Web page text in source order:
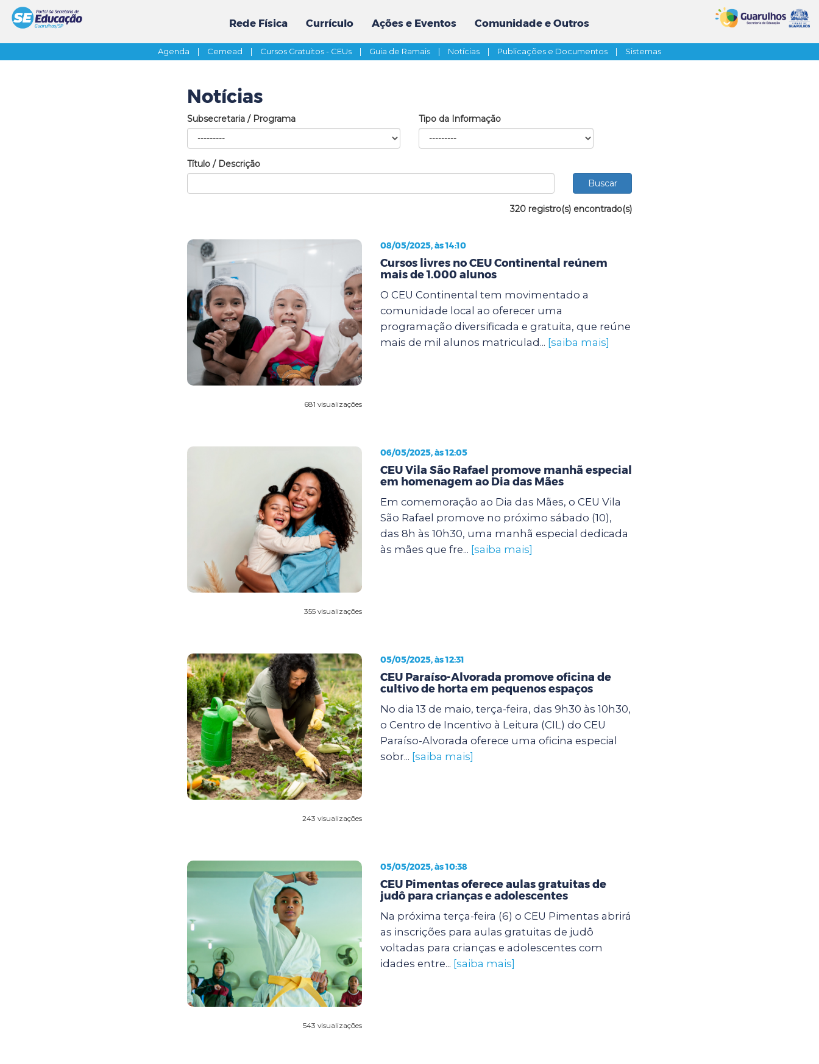
Rede Física Currículo Ações e Eventos Comunidade e Outros
Agenda | Cemead | Cursos Gratuitos - CEUs | Guia de Ramais | Notícias | Publicações e Documentos | Sistemas
Notícias
Subsecretaria / Programa Tipo da Informação
Título / Descrição
320 registro(s) encontrado(s)
681 visualizações
08/05/2025, às 14:10
Cursos livres no CEU Continental reúnem
mais de 1.000 alunos
O CEU Continental tem movimentado a
comunidade local ao oferecer uma
programação diversificada e gratuita, que reúne
mais de mil alunos matriculad... [saiba mais]
355 visualizações
06/05/2025, às 12:05
CEU Vila São Rafael promove manhã especial
em homenagem ao Dia das Mães
Em comemoração ao Dia das Mães, o CEU Vila
São Rafael promove no próximo sábado (10),
das 8h às 10h30, uma manhã especial dedicada
às mães que fre... [saiba mais]
243 visualizações
05/05/2025, às 12:31
CEU Paraíso-Alvorada promove oficina de
cultivo de horta em pequenos espaços
No dia 13 de maio, terça-feira, das 9h30 às 10h30,
o Centro de Incentivo à Leitura (CIL) do CEU
Paraíso-Alvorada oferece uma oficina especial
sobr... [saiba mais]
543 visualizações
05/05/2025, às 10:38
CEU Pimentas oferece aulas gratuitas de
judô para crianças e adolescentes
Na próxima terça-feira (6) o CEU Pimentas abrirá
as inscrições para aulas gratuitas de judô
voltadas para crianças e adolescentes com
idades entre... [saiba mais]